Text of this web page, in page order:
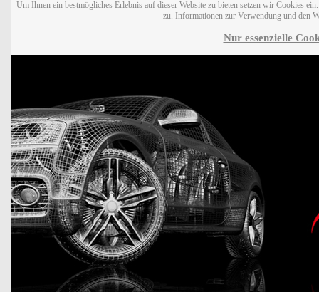
Um Ihnen ein bestmögliches Erlebnis auf dieser Website zu bieten setzen wir Cookies
zu. Informationen zur Verwendung und den
Nur essenzielle